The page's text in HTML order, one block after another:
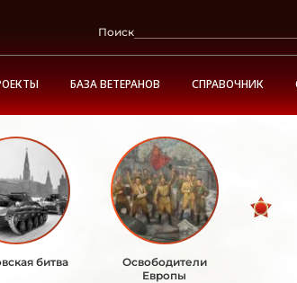
Поиск
БАЗА ВЕТЕРАНОВ СПРАВОЧНИК
битва
Освободители
Европы